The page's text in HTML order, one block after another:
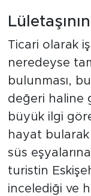
Ticari olarak
neredeyse
bulunması,
değeri haline
büyük ilgi
hayat
süs
turistin
incelediği ve